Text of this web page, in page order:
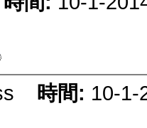
時間: 10-1-